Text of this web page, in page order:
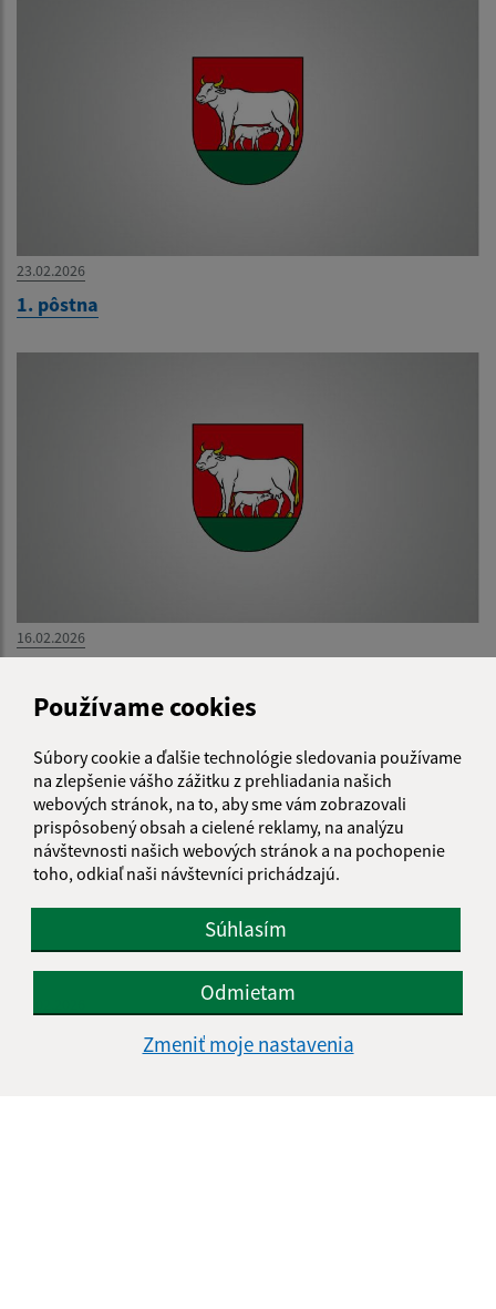
Používame cookies
Súbory cookie a ďalšie technológie sledovania používame
na zlepšenie vášho zážitku z prehliadania našich
webových stránok, na to, aby sme vám zobrazovali
prispôsobený obsah a cielené reklamy, na analýzu
návštevnosti našich webových stránok a na pochopenie
toho, odkiaľ naši návštevníci prichádzajú.
Súhlasím
Odmietam
Zmeniť moje nastavenia
23.02.2026
1. pôstna
16.02.2026